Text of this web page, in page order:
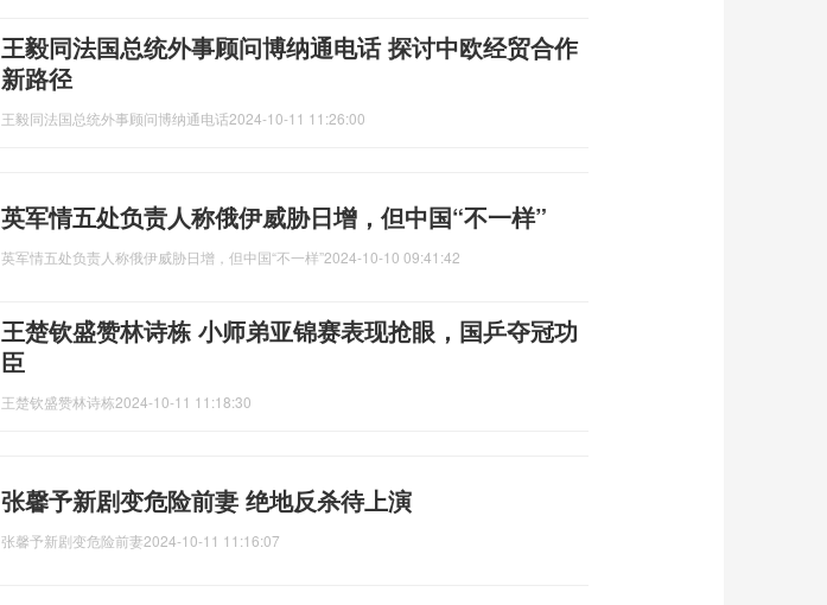
王毅同法国总统外事顾问博纳通电话 探讨中欧经贸合作
新路径
王毅同法国总统外事顾问博纳通电话2024-10-11 11:26:00
英军情五处负责人称俄伊威胁日增，但中国“不一样”
英军情五处负责人称俄伊威胁日增，但中国“不一样”2024-10-10 09:41:42
王楚钦盛赞林诗栋 小师弟亚锦赛表现抢眼，国乒夺冠功
臣
王楚钦盛赞林诗栋2024-10-11 11:18:30
张馨予新剧变危险前妻 绝地反杀待上演
张馨予新剧变危险前妻2024-10-11 11:16:07